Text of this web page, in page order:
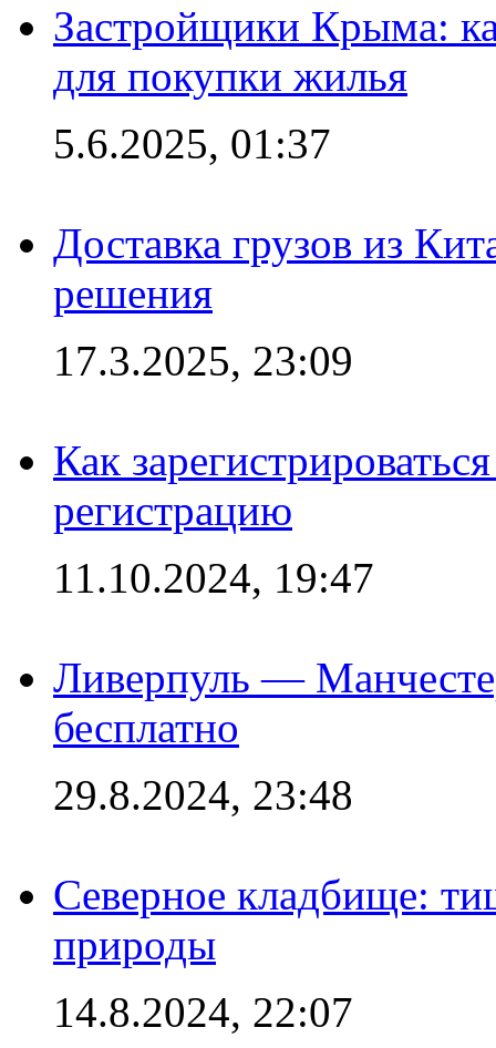
Застройщики Крыма:
для покупки жилья
5.6.2025, 01:37
Доставка грузов из
решения
17.3.2025, 23:09
Как
регистрацию
11.10.2024, 19:47
Ливерпуль —
бесплатно
29.8.2024, 23:48
Северное кладбище:
природы
14.8.2024, 22:07